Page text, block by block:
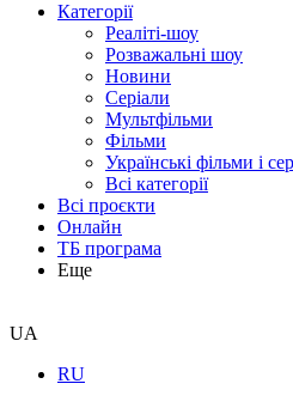
Категорії
Реаліті-шоу
Розважальні шоу
Новини
Серіали
Мультфільми
Фільми
Українські фільми і
Всі категорії
Всі проєкти
Онлайн
ТБ програма
Еще
UA
RU